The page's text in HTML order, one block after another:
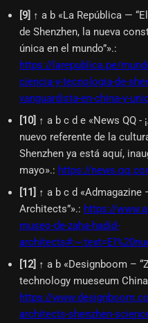
[9] ↑ a b «La República —
de Shenzhen, la nueva
única en el mundo”».:
https://larepublica.pe/
ciencia-y-tecnologia-de-
vanguardista-en-china-y-
[10] ↑ a b c d e «News QQ -
nuevo referente de la
Shenzhen ya está aquí,
mayo».: https://
[11] ↑ a b c d «Admagazine
Architects”».: https://
museo-de-zaha-hadid-
[12] ↑ a b «Designboom –
technology mueseum
https://
architects-shenzhen-